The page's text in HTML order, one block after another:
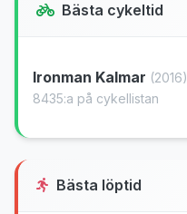
Bästa cykeltid
Ironman Kalmar (2016)
8435:a på cykellistan
Bästa löptid